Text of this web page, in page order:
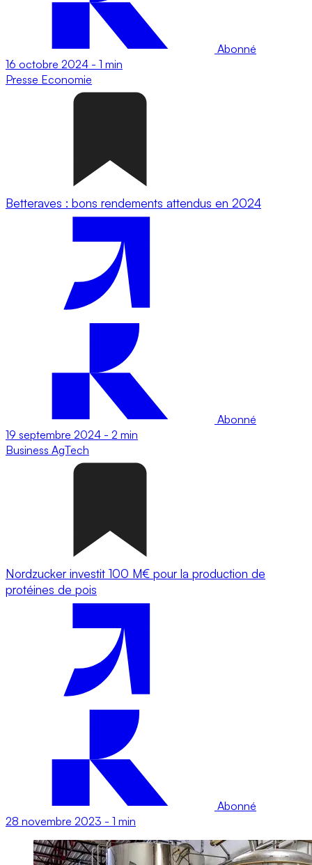
Abonné
16 octobre 2024 - 1 min
Presse Economie
Betteraves : bons rendements attendus en 2024
Abonné
19 septembre 2024 - 2 min
Business AgTech
Nordzucker investit 100 M€ pour la production de
protéines de pois
Abonné
28 novembre 2023 - 1 min